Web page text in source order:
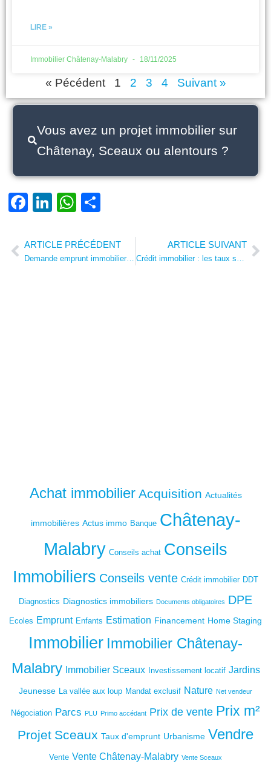
LIRE »
Immobilier Châtenay-Malabry 18/11/2025
« Pécédent 1 2 3 4 Suivant »
Vous avez un projet immobilier sur
Châtenay, Sceaux ou alentours ?
Facebook
LinkedIn
WhatsApp
Prev
ARTICLE PRÉCÉDENT
Demande emprunt immobilier : procédure complète, banque, courtier et assurance
ARTICLE SUIVANT
Achat immobilier Acquisition Actualités
immobilières Actus immo Banque Châtenay-
Malabry Conseils achat Conseils
Immobiliers Conseils vente Crédit immobilier DDT
Diagnostics Diagnostics immobiliers Documents obligatoires DPE
Ecoles Emprunt Enfants Estimation Financement Home Staging
Immobilier Immobilier Châtenay-
Malabry
Immobilier Sceaux Investissement locatif Jardins
Jeunesse La vallée aux loup Mandat exclusif Nature Net vendeur
Négociation Parcs PLU Primo accédant Prix de vente Prix m²
Projet Sceaux Taux d'emprunt Urbanisme Vendre
Vente Vente Châtenay-Malabry Vente Sceaux